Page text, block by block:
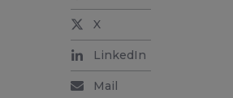
X
LinkedIn
Mail